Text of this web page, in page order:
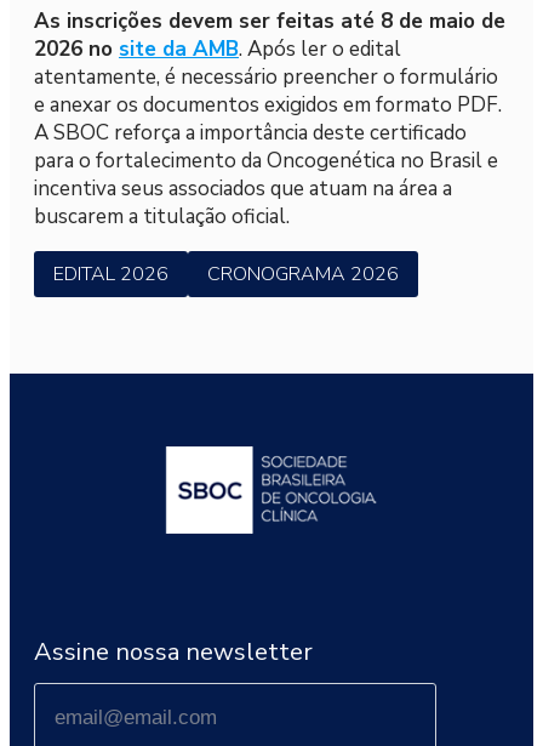
As inscrições devem ser feitas até 8 de maio de
2026 no site da AMB. Após ler o edital
atentamente, é necessário preencher o formulário
e anexar os documentos exigidos em formato PDF.
A SBOC reforça a importância deste certificado
para o fortalecimento da Oncogenética no Brasil e
incentiva seus associados que atuam na área a
buscarem a titulação oficial.
EDITAL 2026 CRONOGRAMA 2026
Assine nossa newsletter